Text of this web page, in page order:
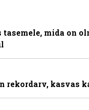
mida on
rekordarv, kasvas